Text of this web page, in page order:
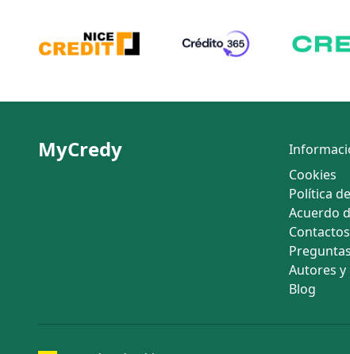
MyCredy
Cookies
Política
Acuerdo
Contactos
Autores
Blog